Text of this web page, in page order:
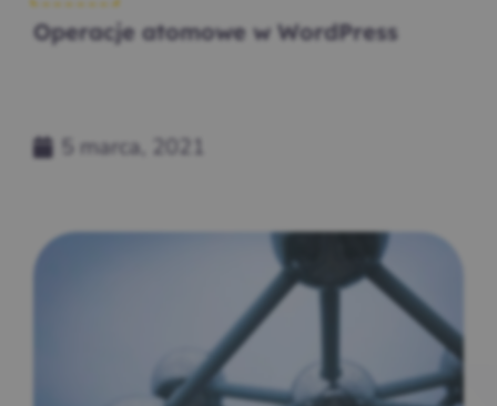
Operacje atomowe w WordPress
5 marca, 2021